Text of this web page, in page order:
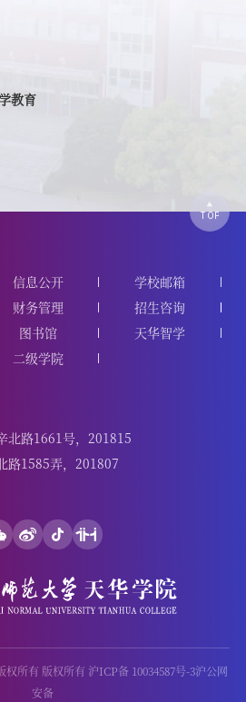
教育
信息公开
学校邮箱
财务管理
招生咨询
图书馆
天华智学
二级学院
北路1661号，201815
路1585弄，201807
所有 版权所有 沪ICP备 10034587号-3沪公网
安备